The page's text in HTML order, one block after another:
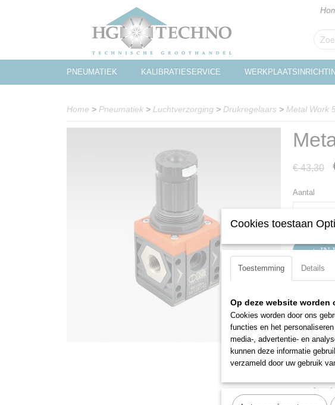
PNEUMATIEK KALIBRATIESERVICE
Home > Pneumatiek > Luchtverzorging > Drukregelaars > Metal Work
€ 43,30
Aantal
IN
Productcode
EAN code
Netto
Reg SY1 1/
Meerdere
Cookies toestaan
Toestemming Details
Op deze website worden
Cookies worden door ons
functies en het
media-, advertentie- en
kunnen deze informatie
verzameld door uw gebruik